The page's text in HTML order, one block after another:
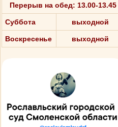
Перерыв на обед: 13.00-13.45
Суббота выходной
Воскресенье выходной